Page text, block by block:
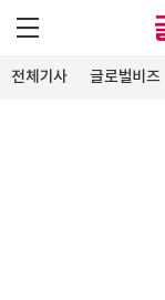
전체기사 글로벌비즈